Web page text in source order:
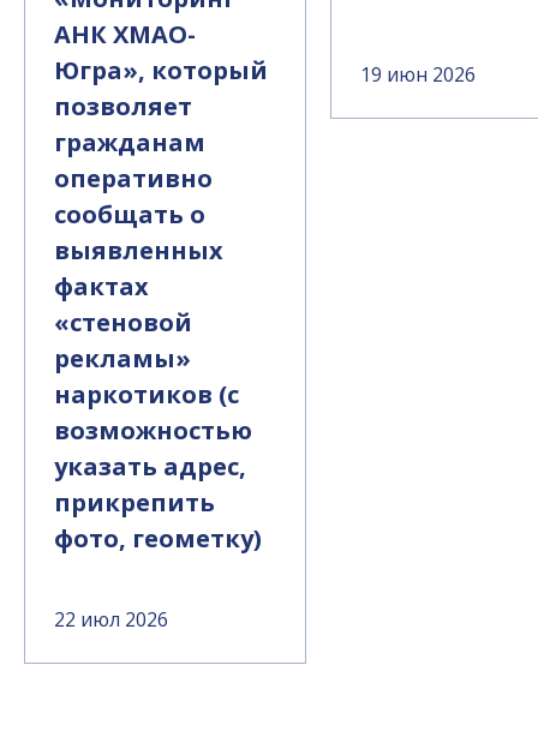
АНК ХМАО-
Югра», который
позволяет
гражданам
оперативно
сообщать о
выявленных
фактах
«стеновой
рекламы»
наркотиков (с
возможностью
указать адрес,
прикрепить
фото, геометку)
22 июл 2026
19 июн 2026